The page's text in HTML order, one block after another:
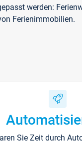
werden:
Ferienimmobilien.
Sie Zeit durch